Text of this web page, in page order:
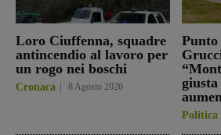
Loro Ciuffenna, squadre
antincendio al lavoro per
un rogo nei boschi
Cronaca 8 Agosto 2026
Punto
Politica